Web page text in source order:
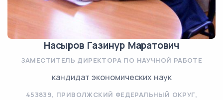
Насыров Газинур Маратович
ЗАМЕСТИТЕЛЬ ДИРЕКТОРА ПО НАУЧНОЙ РАБОТЕ
кандидат экономических наук
453839, ПРИВОЛЖСКИЙ ФЕДЕРАЛЬНЫЙ ОКРУГ,